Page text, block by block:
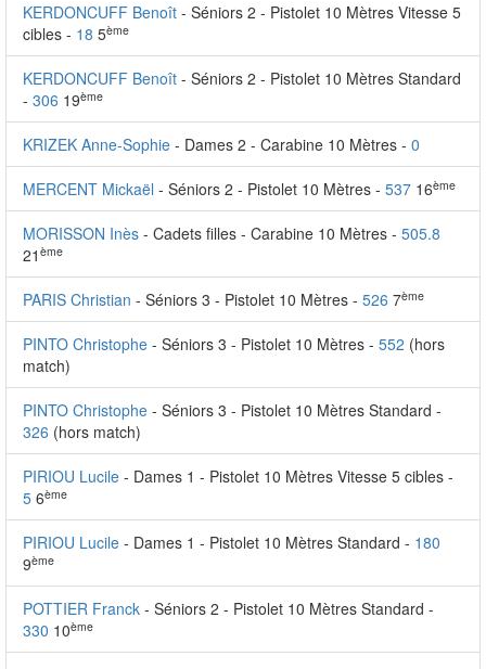
KERDONCUFF Benoît - Séniors 2 - Pistolet 10 Mètres Vitesse 5
cibles - 18 5ème
KERDONCUFF Benoît - Séniors 2 - Pistolet 10 Mètres Standard
- 306 19ème
KRIZEK Anne-Sophie - Dames 2 - Carabine 10 Mètres - 0
MERCENT Mickaël - Séniors 2 - Pistolet 10 Mètres - 537 16ème
MORISSON Inès - Cadets filles - Carabine 10 Mètres - 505.8
21 ème
PARIS Christian - Séniors 3 - Pistolet 10 Mètres - 526 7ème
PINTO Christophe - Séniors 3 - Pistolet 10 Mètres - 552 (hors
match)
PINTO Christophe - Séniors 3 - Pistolet 10 Mètres Standard -
326 (hors match)
PIRIOU Lucile - Dames 1 - Pistolet 10 Mètres Vitesse 5 cibles -
5 6ème
PIRIOU Lucile - Dames 1 - Pistolet 10 Mètres Standard - 180
9ème
POTTIER Franck - Séniors 2 - Pistolet 10 Mètres Standard -
330 10ème